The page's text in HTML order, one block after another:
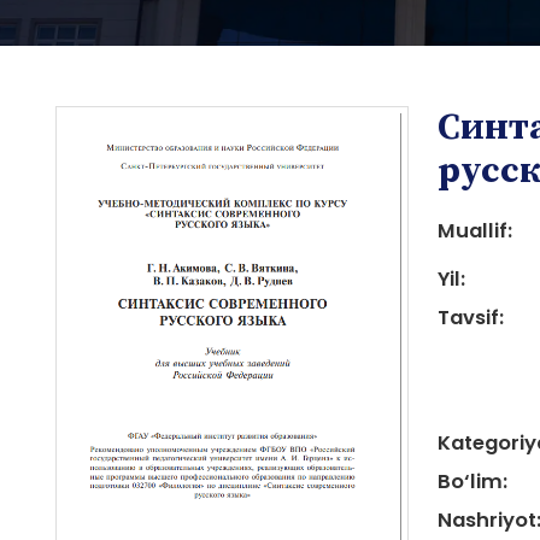
Muallif:
Yil:
Tavsif:
Bo‘lim:
Nashriyot: